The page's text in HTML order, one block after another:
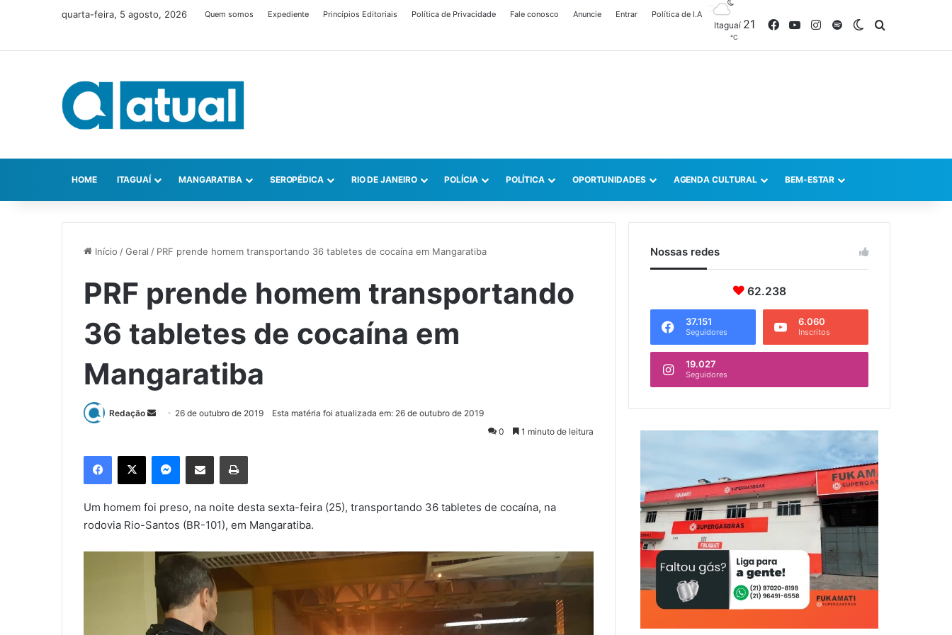
quarta-feira, 5 agosto, 2026 Quem somos Expediente Princípios Editoriais Política de Privacidade Fale conosco Anuncie Entrar Política de I.A
Itaguaí 21
℃
FacebookYouTubeInstagram
SpotifySwitch skin
HOME ITAGUAÍ MANGARATIBA SEROPÉDICA RIO DE JANEIRO POLÍCIA POLÍTICA OPORTUNIDADES AGENDA CULTURAL BEM-ESTAR
Início /Geral / PRF prende homem transportando 36 tabletes de cocaína em Mangaratiba
PRF prende homem transportando
36 tabletes de cocaína em
Mangaratiba
Redação
m
e
-
m
i
l
26 de outubro de 2019
Esta matéria foi atualizada em: 26 de outubro de 2019
0
1 minuto de leitura
Um homem foi preso, na noite desta sexta-feira (25), transportando 36 tabletes de cocaína, na
rodovia Rio-Santos (BR-101), em Mangaratiba.
Nossas redes
62.238
37.151
Seguidores
6.060
Inscritos
19.027
Seguidores